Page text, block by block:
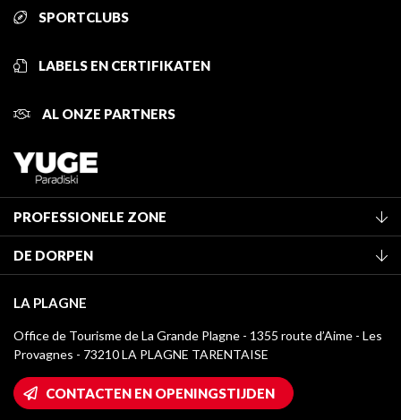
SPORTCLUBS
LABELS EN CERTIFIKATEN
AL ONZE PARTNERS
PROFESSIONELE ZONE
Classificatie van de gemeubileerde accommodaties
Verblijfstaks
Mediatheek
La Plagne logo's
Wifi toegang
Huis van de eigenaar
DE DORPEN
Champagny-en-Vanoise
Montchavin - Les Coches
Plagne 1800
LA PLAGNE
Office de Tourisme de La Grande Plagne - 1355 route d’Aime - Les
Provagnes - 73210 LA PLAGNE TARENTAISE
CONTACTEN EN OPENINGSTIJDEN